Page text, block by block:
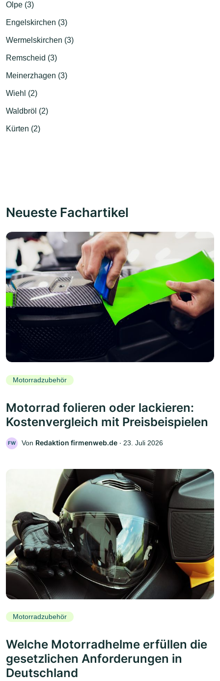
Olpe (3)
Engelskirchen (3)
Wermelskirchen (3)
Remscheid (3)
Meinerzhagen (3)
Wiehl (2)
Waldbröl (2)
Kürten (2)
Neueste Fachartikel
Motorradzubehör
Motorrad folieren oder lackieren:
Kostenvergleich mit Preisbeispielen
FW Von Redaktion firmenweb.de ‧ 23. Juli 2026
Motorradzubehör
Welche Motorradhelme erfüllen die
gesetzlichen Anforderungen in
Deutschland